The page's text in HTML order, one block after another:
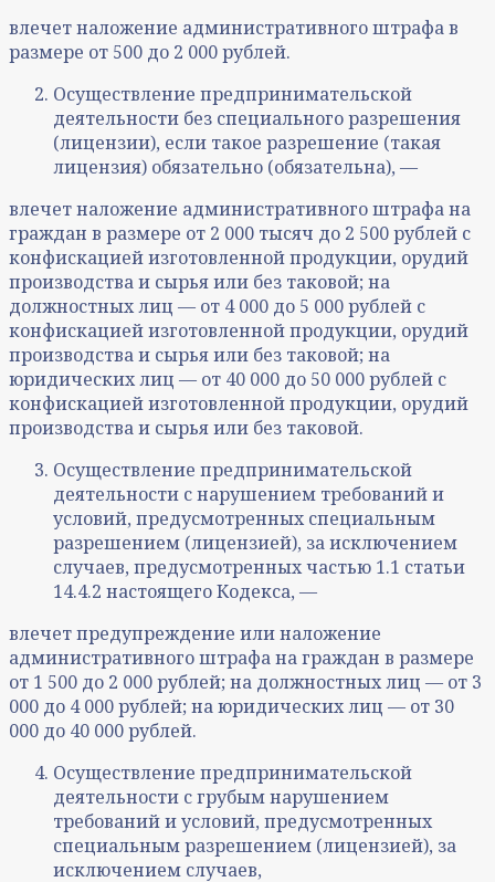
влечет наложение административного штрафа в
размере от 500 до 2 000 рублей.
Осуществление предпринимательской
деятельности без специального разрешения
(лицензии), если такое разрешение (такая
лицензия) обязательно (обязательна), —
влечет наложение административного штрафа на
граждан в размере от 2 000 тысяч до 2 500 рублей с
конфискацией изготовленной продукции, орудий
производства и сырья или без таковой; на
должностных лиц — от 4 000 до 5 000 рублей с
конфискацией изготовленной продукции, орудий
производства и сырья или без таковой; на
юридических лиц — от 40 000 до 50 000 рублей с
конфискацией изготовленной продукции, орудий
производства и сырья или без таковой.
Осуществление предпринимательской
деятельности с нарушением требований и
условий, предусмотренных специальным
разрешением (лицензией), за исключением
случаев, предусмотренных частью 1.1 статьи
14.4.2 настоящего Кодекса, —
влечет предупреждение или наложение
административного штрафа на граждан в размере
от 1 500 до 2 000 рублей; на должностных лиц — от 3
000 до 4 000 рублей; на юридических лиц — от 30
000 до 40 000 рублей.
Осуществление предпринимательской
деятельности с грубым нарушением
требований и условий, предусмотренных
специальным разрешением (лицензией), за
исключением случаев,